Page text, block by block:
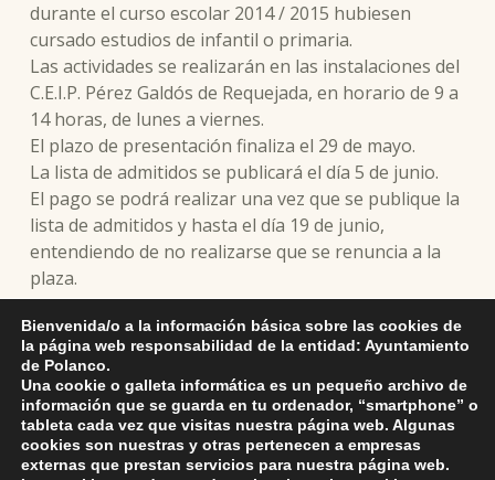
durante el curso escolar 2014 / 2015 hubiesen
cursado estudios de infantil o primaria.
Las actividades se realizarán en las instalaciones del
C.E.I.P. Pérez Galdós de Requejada, en horario de 9 a
14 horas, de lunes a viernes.
El plazo de presentación finaliza el 29 de mayo.
La lista de admitidos se publicará el día 5 de junio.
El pago se podrá realizar una vez que se publique la
lista de admitidos y hasta el día 19 de junio,
entendiendo de no realizarse que se renuncia a la
plaza.
Skip back to main navigation
DEJA UNA RESPUESTA
Lo siento, debes estarconectadopara publicar un
comentario.
Bienvenida/o a la información básica sobre las cookies de
la página web responsabilidad de la entidad: Ayuntamiento
de Polanco.
Una cookie o galleta informática es un pequeño archivo de
información que se guarda en tu ordenador, “smartphone” o
tableta cada vez que visitas nuestra página web. Algunas
cookies son nuestras y otras pertenecen a empresas
externas que prestan servicios para nuestra página web.